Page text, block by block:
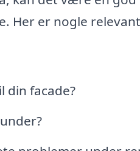
Her er nogle
din facade?